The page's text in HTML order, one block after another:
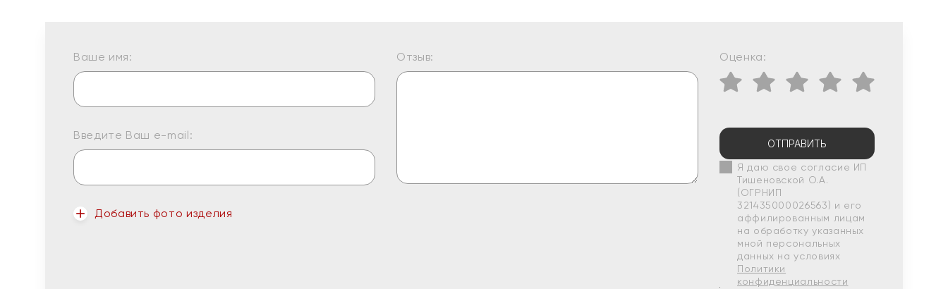
Ваше имя:
Введите Ваш e-mail:
Добавить фото изделия
Отзыв: Оценка:
ОТПРАВИТЬ
Я даю свое согласие ИП
Тишеновской О.А.
(ОГРНИП
321435000026563) и его
аффилированным лицам
на обработку указанных
мной персональных
данных на условиях
Политики
конфиденциальности